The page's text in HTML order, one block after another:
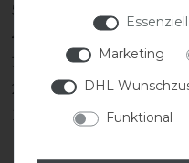
5
4
3
2
1
Essenziell
Marketing
DHL
Funktional